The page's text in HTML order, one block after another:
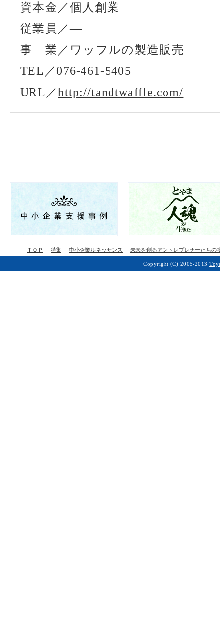
資本金／個人創業
従業員／—
事 業／ワッフルの製造販売
TEL／076-461-5405
URL／http://tandtwaffle.com/
ＴＯＰ 特集 中小企業ルネッサンス 未来を創るアントレプレナーたちの
Copyright (C) 2005-2013